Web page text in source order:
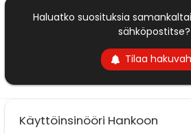
Haluatko suosituksia
sähköpostitse?
Tilaa
Käyttöinsinööri Hankoon